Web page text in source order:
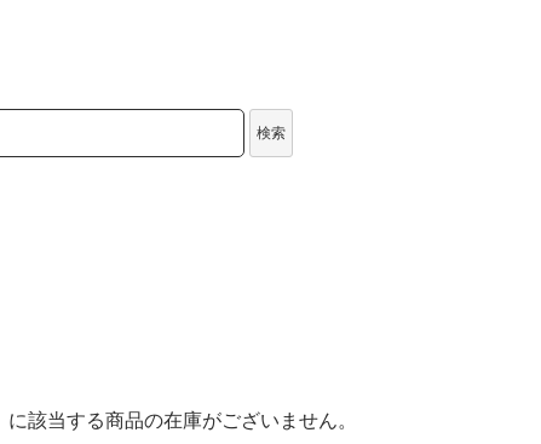
検索
に該当する商品の在庫がございません。